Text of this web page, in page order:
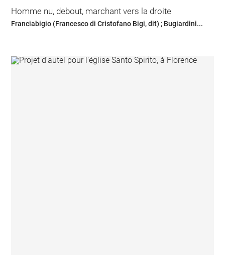
Homme nu, debout, marchant vers la droite
Franciabigio (Francesco di Cristofano Bigi, dit) ; Bugiardini...